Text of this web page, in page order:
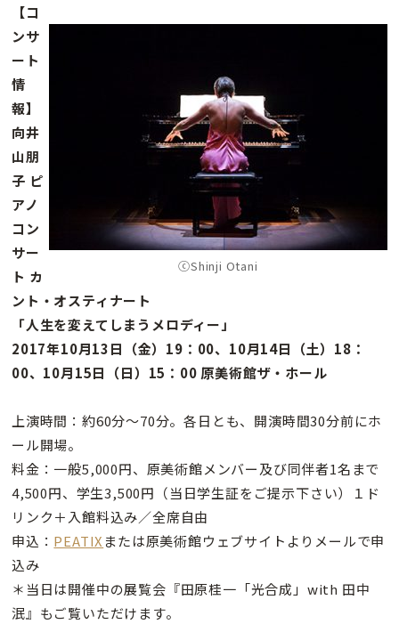
ⓒShinji Otani
【コ
ンサ
ート
情
報】
向井
山朋
子 ピ
アノ
コン
サー
ト カ
ント・オスティナート
「人生を変えてしまうメロディー」
2017年10月13日（金）19：00、10月14日（土）18：
00、10月15日（日）15：00 原美術館ザ・ホール
上演時間：約60分〜70分。各日とも、開演時間30分前にホ
ール開場。
料金：一般5,000円、原美術館メンバー及び同伴者1名まで
4,500円、学生3,500円（当日学生証をご提示下さい）１ド
リンク＋入館料込み／全席自由
申込： PEATIX または原美術館ウェブサイトよりメールで申
込み
＊当日は開催中の展覧会『田原桂一「光合成」with 田中
泯』もご覧いただけます。